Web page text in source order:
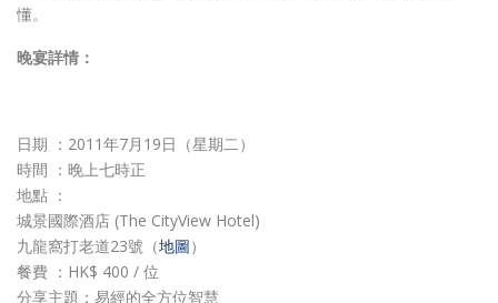
懂。
晚宴詳情：
日期 ：2011年7月19日（星期二）
時間 ：晚上七時正
地點 ：
城景國際酒店 (The CityView Hotel)
九龍窩打老道23號（地圖）
餐費 ：HK$ 400 / 位
分享主題：易經的全方位智慧